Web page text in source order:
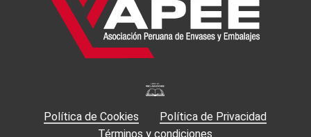
Política de Cookies
Política de Privacidad
Términos y condiciones